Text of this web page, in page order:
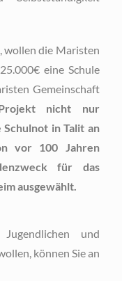
wollen die Maristen
eine Schule
Gemeinschaft
nicht nur
in Talit an
vor 100 Jahren
für das
ausgewählt.
und
können Sie an